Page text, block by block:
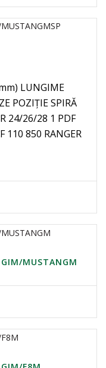
LUNGIME
POZIȚIE SPIRĂ
24/26/28 1 PDF
110 850 RANGER
MUSTANGM